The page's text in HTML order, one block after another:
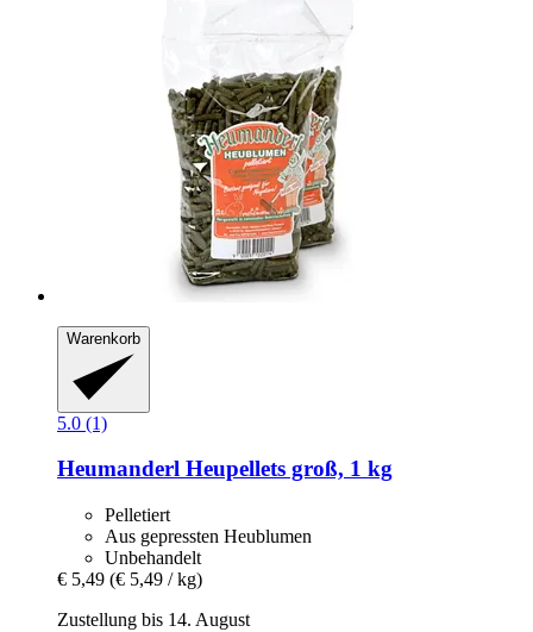
Warenkorb
5.0 (1)
Heumanderl Heupellets groß, 1 kg
Pelletiert
Aus gepressten Heublumen
Unbehandelt
€ 5,49 (€ 5,49 / kg)
Zustellung bis 14. August